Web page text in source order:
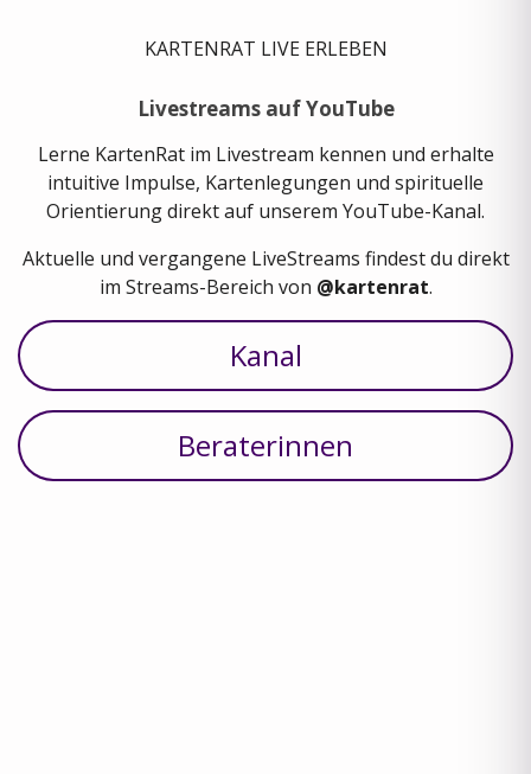
KARTENRAT LIVE ERLEBEN
Livestreams auf YouTube
Lerne KartenRat im Livestream kennen und erhalte
intuitive Impulse, Kartenlegungen und spirituelle
Orientierung direkt auf unserem YouTube-Kanal.
Aktuelle und vergangene LiveStreams findest du direkt
im Streams-Bereich von @kartenrat.
Kanal
Beraterinnen